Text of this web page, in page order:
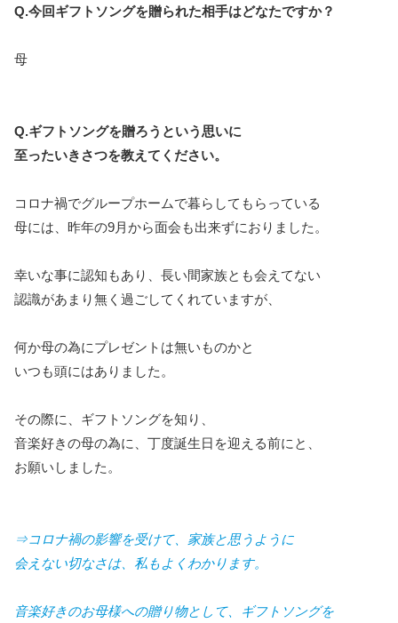
Q.今回ギフトソングを贈られた相手はどなたですか？
母
Q.ギフトソングを贈ろうという思いに
至ったいきさつを教えてください。
コロナ禍でグループホームで暮らしてもらっている
母には、昨年の9月から面会も出来ずにおりました。
幸いな事に認知もあり、長い間家族とも会えてない
認識があまり無く過ごしてくれていますが、
何か母の為にプレゼントは無いものかと
いつも頭にはありました。
その際に、ギフトソングを知り、
音楽好きの母の為に、丁度誕生日を迎える前にと、
お願いしました。
⇒コロナ禍の影響を受けて、家族と思うように
会えない切なさは、私もよくわかります。
音楽好きのお母様への贈り物として、ギフトソングを